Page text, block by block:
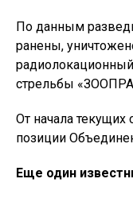
По данным
ранены,
стрельбы
От начала текущих
позиции
Еще один